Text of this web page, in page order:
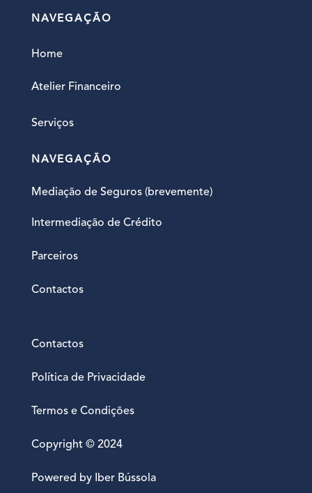
NAVEGAÇÃO
Home
Atelier Financeiro
Serviços
NAVEGAÇÃO
Mediação de Seguros (brevemente)
Intermediação de Crédito
Parceiros
Contactos
Contactos
Política de Privacidade
Termos e Condições
Copyright © 2024
Powered byIber Bússola